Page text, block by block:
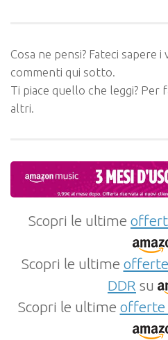
Cosa ne pensi? Fateci sapere
commenti qui sotto.
Ti piace quello che leggi? Per
altri.
Scopri le ultime
Scopri le ultime
DDR su
Scopri le ultime offerte